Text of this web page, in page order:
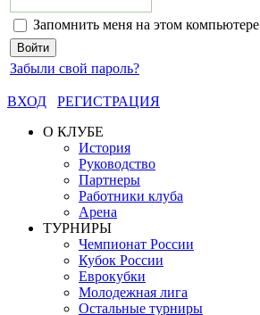
Запомнить меня на этом компьютере
Забыли свой пароль?
ВХОД
РЕГИСТРАЦИЯ
О КЛУБЕ
История
Руководство
Партнеры
Работники клуба
Арена
ТУРНИРЫ
Чемпионат России
Кубок России
Еврокубки
Молодежная лига
Остальные турниры